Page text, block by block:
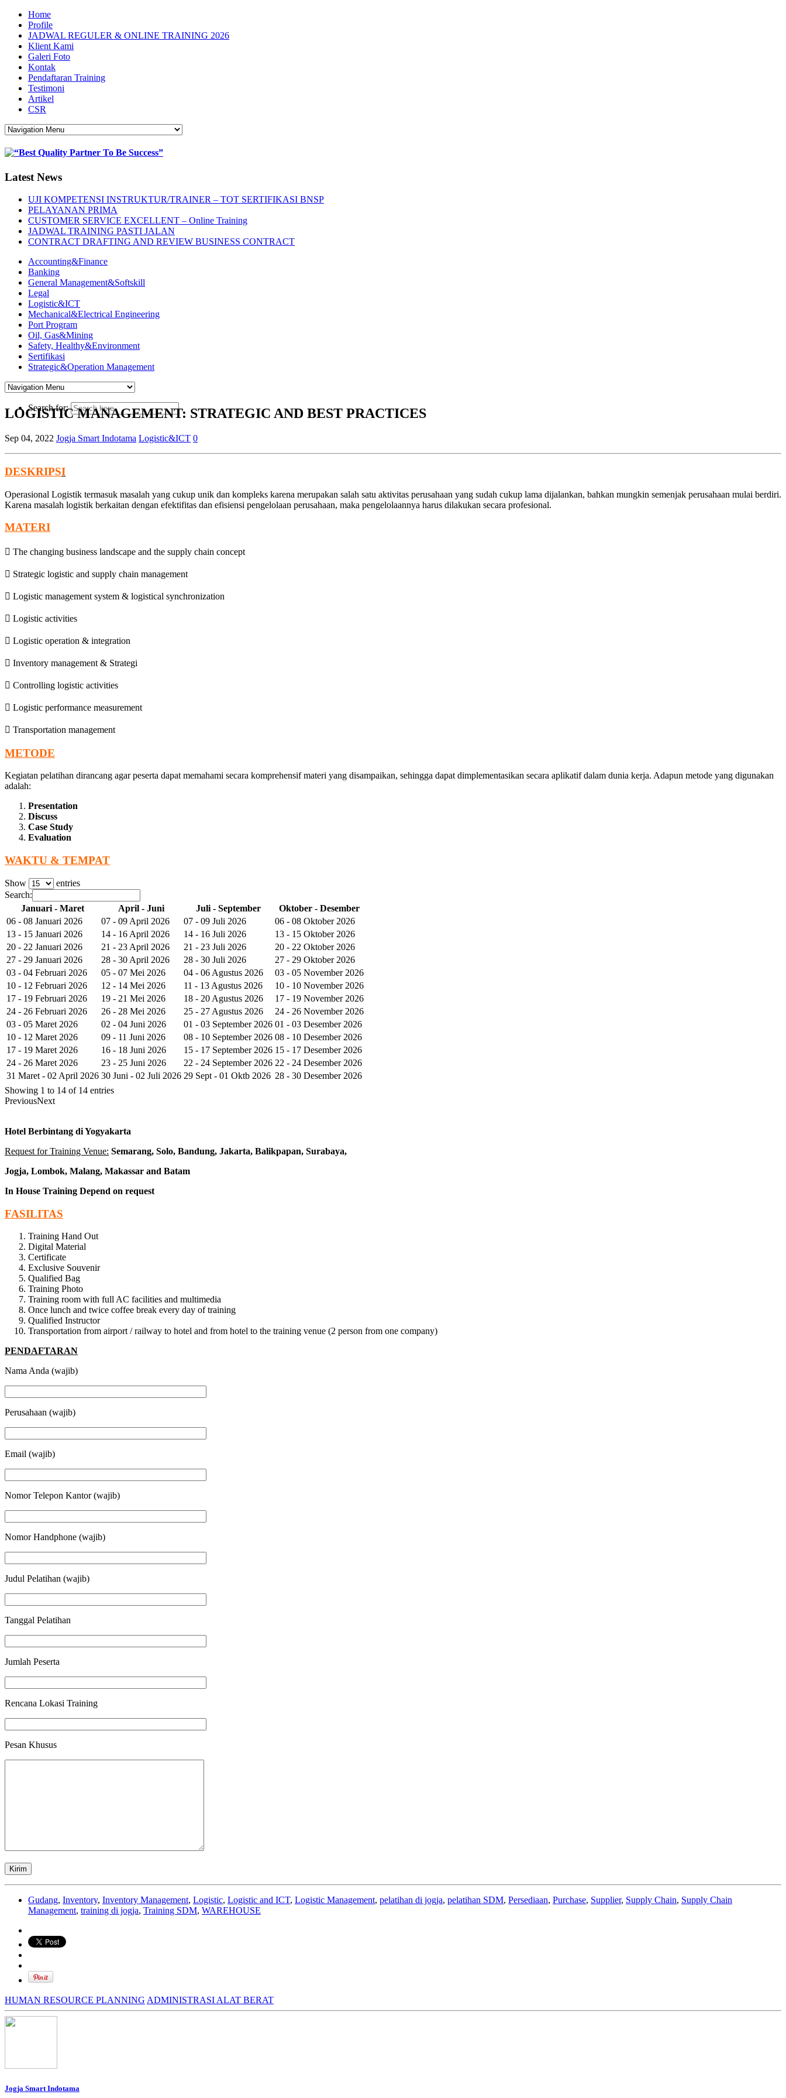
Home
Profile
JADWAL REGULER & ONLINE TRAINING 2026
Klient Kami
Galeri Foto
Kontak
Pendaftaran Training
Testimoni
Artikel
CSR
Latest News
UJI KOMPETENSI INSTRUKTUR/TRAINER – TOT SERTIFIKASI BNSP
PELAYANAN PRIMA
CUSTOMER SERVICE EXCELLENT – Online Training
JADWAL TRAINING PASTI JALAN
CONTRACT DRAFTING AND REVIEW BUSINESS CONTRACT
Accounting&Finance
Banking
General Management&Softskill
Legal
Logistic&ICT
Mechanical&Electrical Engineering
Port Program
Oil, Gas&Mining
Safety, Healthy&Environment
Sertifikasi
Strategic&Operation Management
Search for:
LOGISTIC MANAGEMENT: STRATEGIC AND BEST PRACTICES
Sep 04, 2022 Jogja Smart Indotama Logistic&ICT 0
DESKRIPSI
Operasional Logistik termasuk masalah yang cukup unik dan kompleks karena merupakan salah satu aktivitas perusahaan yang sudah cukup lama dijalankan, bahkan mungkin semenjak perusahaan mulai berdiri.
Karena masalah logistik berkaitan dengan efektifitas dan efisiensi pengelolaan perusahaan, maka pengelolaannya harus dilakukan secara profesional.
MATERI
 The changing business landscape and the supply chain concept
 Strategic logistic and supply chain management
 Logistic management system & logistical synchronization
 Logistic activities
 Logistic operation & integration
 Inventory management & Strategi
 Controlling logistic activities
 Logistic performance measurement
 Transportation management
METODE
Kegiatan pelatihan dirancang agar peserta dapat memahami secara komprehensif materi yang disampaikan, sehingga dapat dimplementasikan secara aplikatif dalam dunia kerja. Adapun metode yang digunakan
adalah:
Presentation
Discuss
Case Study
Evaluation
WAKTU & TEMPAT
Show
entries
Search:
Januari - Maret
April - Juni Juli - September
Oktober - Desember
06 - 08 Januari 2026
07 - 09 April 2026 07 - 09 Juli 2026
06 - 08 Oktober 2026
13 - 15 Januari 2026
14 - 16 April 2026 14 - 16 Juli 2026
13 - 15 Oktober 2026
20 - 22 Januari 2026
21 - 23 April 2026 21 - 23 Juli 2026
20 - 22 Oktober 2026
27 - 29 Januari 2026
28 - 30 April 2026 28 - 30 Juli 2026
27 - 29 Oktober 2026
03 - 04 Februari 2026
05 - 07 Mei 2026 04 - 06 Agustus 2026
03 - 05 November 2026
10 - 12 Februari 2026
12 - 14 Mei 2026 11 - 13 Agustus 2026
10 - 10 November 2026
17 - 19 Februari 2026
19 - 21 Mei 2026 18 - 20 Agustus 2026
17 - 19 November 2026
24 - 26 Februari 2026
26 - 28 Mei 2026 25 - 27 Agustus 2026
24 - 26 November 2026
03 - 05 Maret 2026
02 - 04 Juni 2026 01 - 03 September 2026 01 - 03 Desember 2026
10 - 12 Maret 2026
09 - 11 Juni 2026 08 - 10 September 2026 08 - 10 Desember 2026
17 - 19 Maret 2026
16 - 18 Juni 2026 15 - 17 September 2026 15 - 17 Desember 2026
24 - 26 Maret 2026
23 - 25 Juni 2026 22 - 24 September 2026 22 - 24 Desember 2026
31 Maret - 02 April 2026 30 Juni - 02 Juli 2026 29 Sept - 01 Oktb 2026 28 - 30 Desember 2026
Showing 1 to 14 of 14 entries
PreviousNext
Hotel Berbintang di Yogyakarta
Request for Training Venue: Semarang, Solo, Bandung, Jakarta, Balikpapan, Surabaya,
Jogja, Lombok, Malang, Makassar and Batam
In House Training Depend on request
FASILITAS
Training Hand Out
Digital Material
Certificate
Exclusive Souvenir
Qualified Bag
Training Photo
Training room with full AC facilities and multimedia
Once lunch and twice coffee break every day of training
Qualified Instructor
Transportation from airport / railway to hotel and from hotel to the training venue (2 person from one company)
PENDAFTARAN
Nama Anda (wajib)
Perusahaan (wajib)
Email (wajib)
Nomor Telepon Kantor (wajib)
Nomor Handphone (wajib)
Judul Pelatihan (wajib)
Tanggal Pelatihan
Jumlah Peserta
Rencana Lokasi Training
Pesan Khusus
Gudang, Inventory, Inventory Management, Logistic, Logistic and ICT, Logistic Management, pelatihan di jogja, pelatihan SDM, Persediaan, Purchase, Supplier, Supply Chain, Supply Chain
Management, training di jogja, Training SDM, WAREHOUSE
HUMAN RESOURCE PLANNING ADMINISTRASI ALAT BERAT
Jogja Smart Indotama